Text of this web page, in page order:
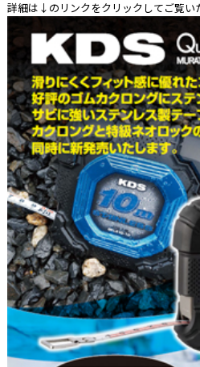
詳細は↓のリンクをクリックしてご覧い